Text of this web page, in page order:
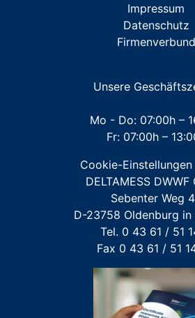
ZUBEHÖR Messkapsel
ZUBEHÖR
Für FREMDFABRIKATE:
und
Impressum
Datenschutz
Firmenverbund
Unsere
Mo - Do: 07:00h –
Fr: 07:00h –
Cookie-
DELTAMESS DWWF
Sebenter Weg
D-23758 Oldenburg
Tel. 0 43 61 / 51
Fax 0 43 61 / 51